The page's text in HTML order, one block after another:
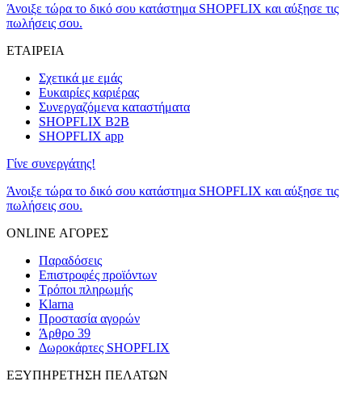
Άνοιξε τώρα το δικό σου κατάστημα SHOPFLIX και αύξησε τις
πωλήσεις σου.
ΕΤΑΙΡΕΙΑ
Σχετικά με εμάς
Ευκαιρίες καριέρας
Συνεργαζόμενα καταστήματα
SHOPFLIX B2B
SHOPFLIX app
Γίνε συνεργάτης!
Άνοιξε τώρα το δικό σου κατάστημα SHOPFLIX και αύξησε τις
πωλήσεις σου.
ONLINE ΑΓΟΡΕΣ
Παραδόσεις
Επιστροφές προϊόντων
Τρόποι πληρωμής
Klarna
Προστασία αγορών
Άρθρο 39
Δωροκάρτες SHOPFLIX
ΕΞΥΠΗΡΕΤΗΣΗ ΠΕΛΑΤΩΝ